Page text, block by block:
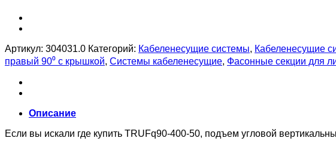
Артикул: 304031.0 Категорий: Кабеленесущие системы, Кабеленесущие
правый 90⁰ с крышкой, Системы кабеленесущие, Фасонные секции для
Описание
Если вы искали где купить TRUFq90-400-50, подъем угловой